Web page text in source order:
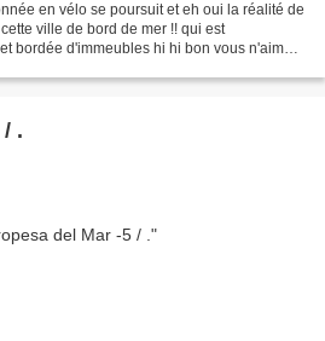
en vélo se poursuit et eh oui la réalité de
ville de bord de mer !! qui est
bordée d'immeubles hi hi bon vous n'aimez
.